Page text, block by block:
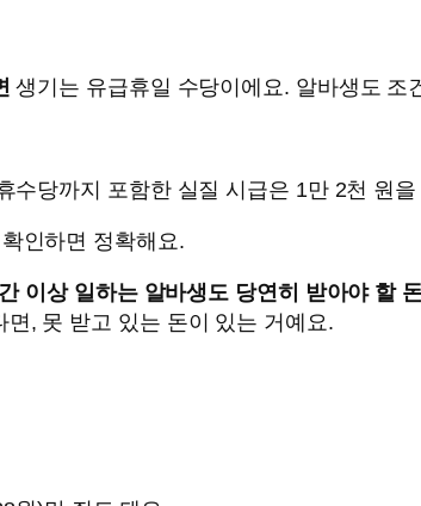
생기는 유급휴일 수당이에요. 알바생도 조
수당까지 포함한 실질 시급은 1만 2천 원
인하면 정확해요.
이상 일하는 알바생도 당연히 받아야 할
, 못 받고 있는 돈이 있는 거예요.